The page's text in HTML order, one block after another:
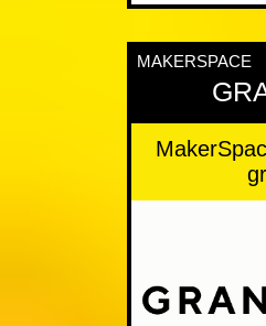
MAKERSPACE